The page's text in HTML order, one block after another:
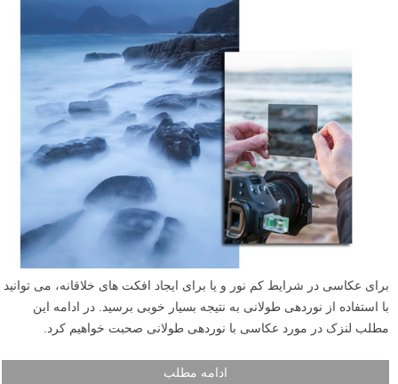
آموزش عکاسی از آبشار ها
کریستین هویبرگ (Christian Hoiberg) عکاس منظره نروژی است که علاقه
زیادی به سفر کردن دارد. علاقه شدیدش به سفر کردن به او این امکان را
می دهد تا از مکان های خاص و بسیار زیبا عکس بگیرد. کریستین همیشه علم
خود را به اشتراک می گذارد و به عکاسان با سطح های مختلف آموزش می
دهد. در ادامه این مطلب لنزک، کریستین عکاسی از آبشار را به شما آموزش
خواهد داد. با مطالعه این مطلب، علاوه بر آموزش عکاسی از آبشار ها، با
نکات مفیدی در عکاسی منظره آشنا خواهید شد.
ادامه مطلب
عکاسی با نوردهی طولانی: تنظیمات دوربین برای داشتن
نوری عالی
نوشته شده در ۲۴ آبان ۱۳۹۳